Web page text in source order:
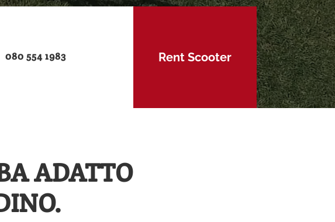
080 554 1983 Rent Scooter
ADATTO